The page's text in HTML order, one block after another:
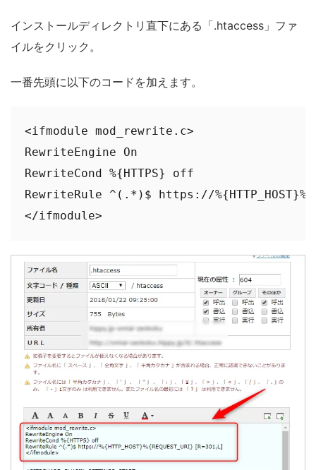
インストールディレクトリ直下にある「.htaccess」ファ
イルをクリック。
一番先頭に以下のコードを加えます。
<ifmodule mod_rewrite.c>
RewriteEngine On
RewriteCond %{HTTPS} off
RewriteRule ^(.*)$ https://
</ifmodule>